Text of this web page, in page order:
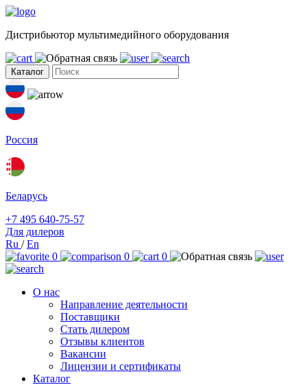
Дистрибьютор мультимедийного оборудования
Каталог
Россия
Беларусь
+7 495 640-75-57
Для дилеров
Ru /En
0
0 0
О нас
Направление деятельности
Поставщики
Стать дилером
Отзывы клиентов
Вакансии
Лицензии и сертификаты
Каталог